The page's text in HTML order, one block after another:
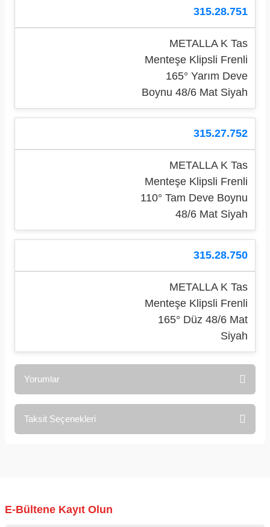
315.28.751
METALLA K Tas
Menteşe Klipsli Frenli
165° Yarım Deve
Boynu 48/6 Mat Siyah
315.27.752
METALLA K Tas
Menteşe Klipsli Frenli
110° Tam Deve Boynu
48/6 Mat Siyah
315.28.750
METALLA K Tas
Menteşe Klipsli Frenli
165° Düz 48/6 Mat
Siyah
Yorumlar
Taksit Seçenekleri
E-Bültene Kayıt Olun